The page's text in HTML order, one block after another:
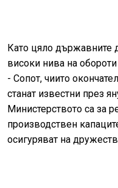
Като цяло държавните
високи нива на
- Сопот, чиито
станат известни през
Министерството са за
производствен
осигуряват на